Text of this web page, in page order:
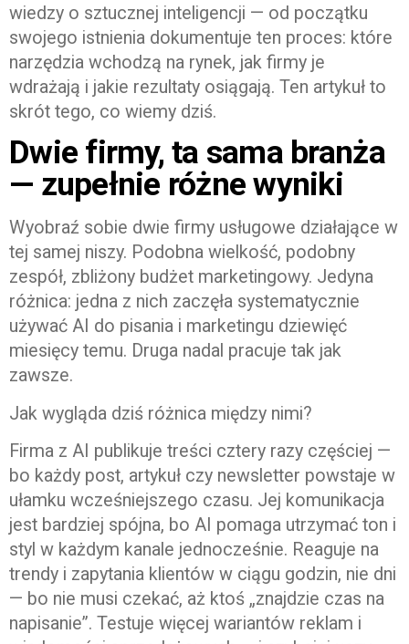
wiedzy o sztucznej inteligencji — od początku
swojego istnienia dokumentuje ten proces: które
narzędzia wchodzą na rynek, jak firmy je
wdrażają i jakie rezultaty osiągają. Ten artykuł to
skrót tego, co wiemy dziś.
Dwie firmy, ta sama branża
— zupełnie różne wyniki
Wyobraź sobie dwie firmy usługowe działające w
tej samej niszy. Podobna wielkość, podobny
zespół, zbliżony budżet marketingowy. Jedyna
różnica: jedna z nich zaczęła systematycznie
używać AI do pisania i marketingu dziewięć
miesięcy temu. Druga nadal pracuje tak jak
zawsze.
Jak wygląda dziś różnica między nimi?
Firma z AI publikuje treści cztery razy częściej —
bo każdy post, artykuł czy newsletter powstaje w
ułamku wcześniejszego czasu. Jej komunikacja
jest bardziej spójna, bo AI pomaga utrzymać ton i
styl w każdym kanale jednocześnie. Reaguje na
trendy i zapytania klientów w ciągu godzin, nie dni
— bo nie musi czekać, aż ktoś „znajdzie czas na
napisanie”. Testuje więcej wariantów reklam i